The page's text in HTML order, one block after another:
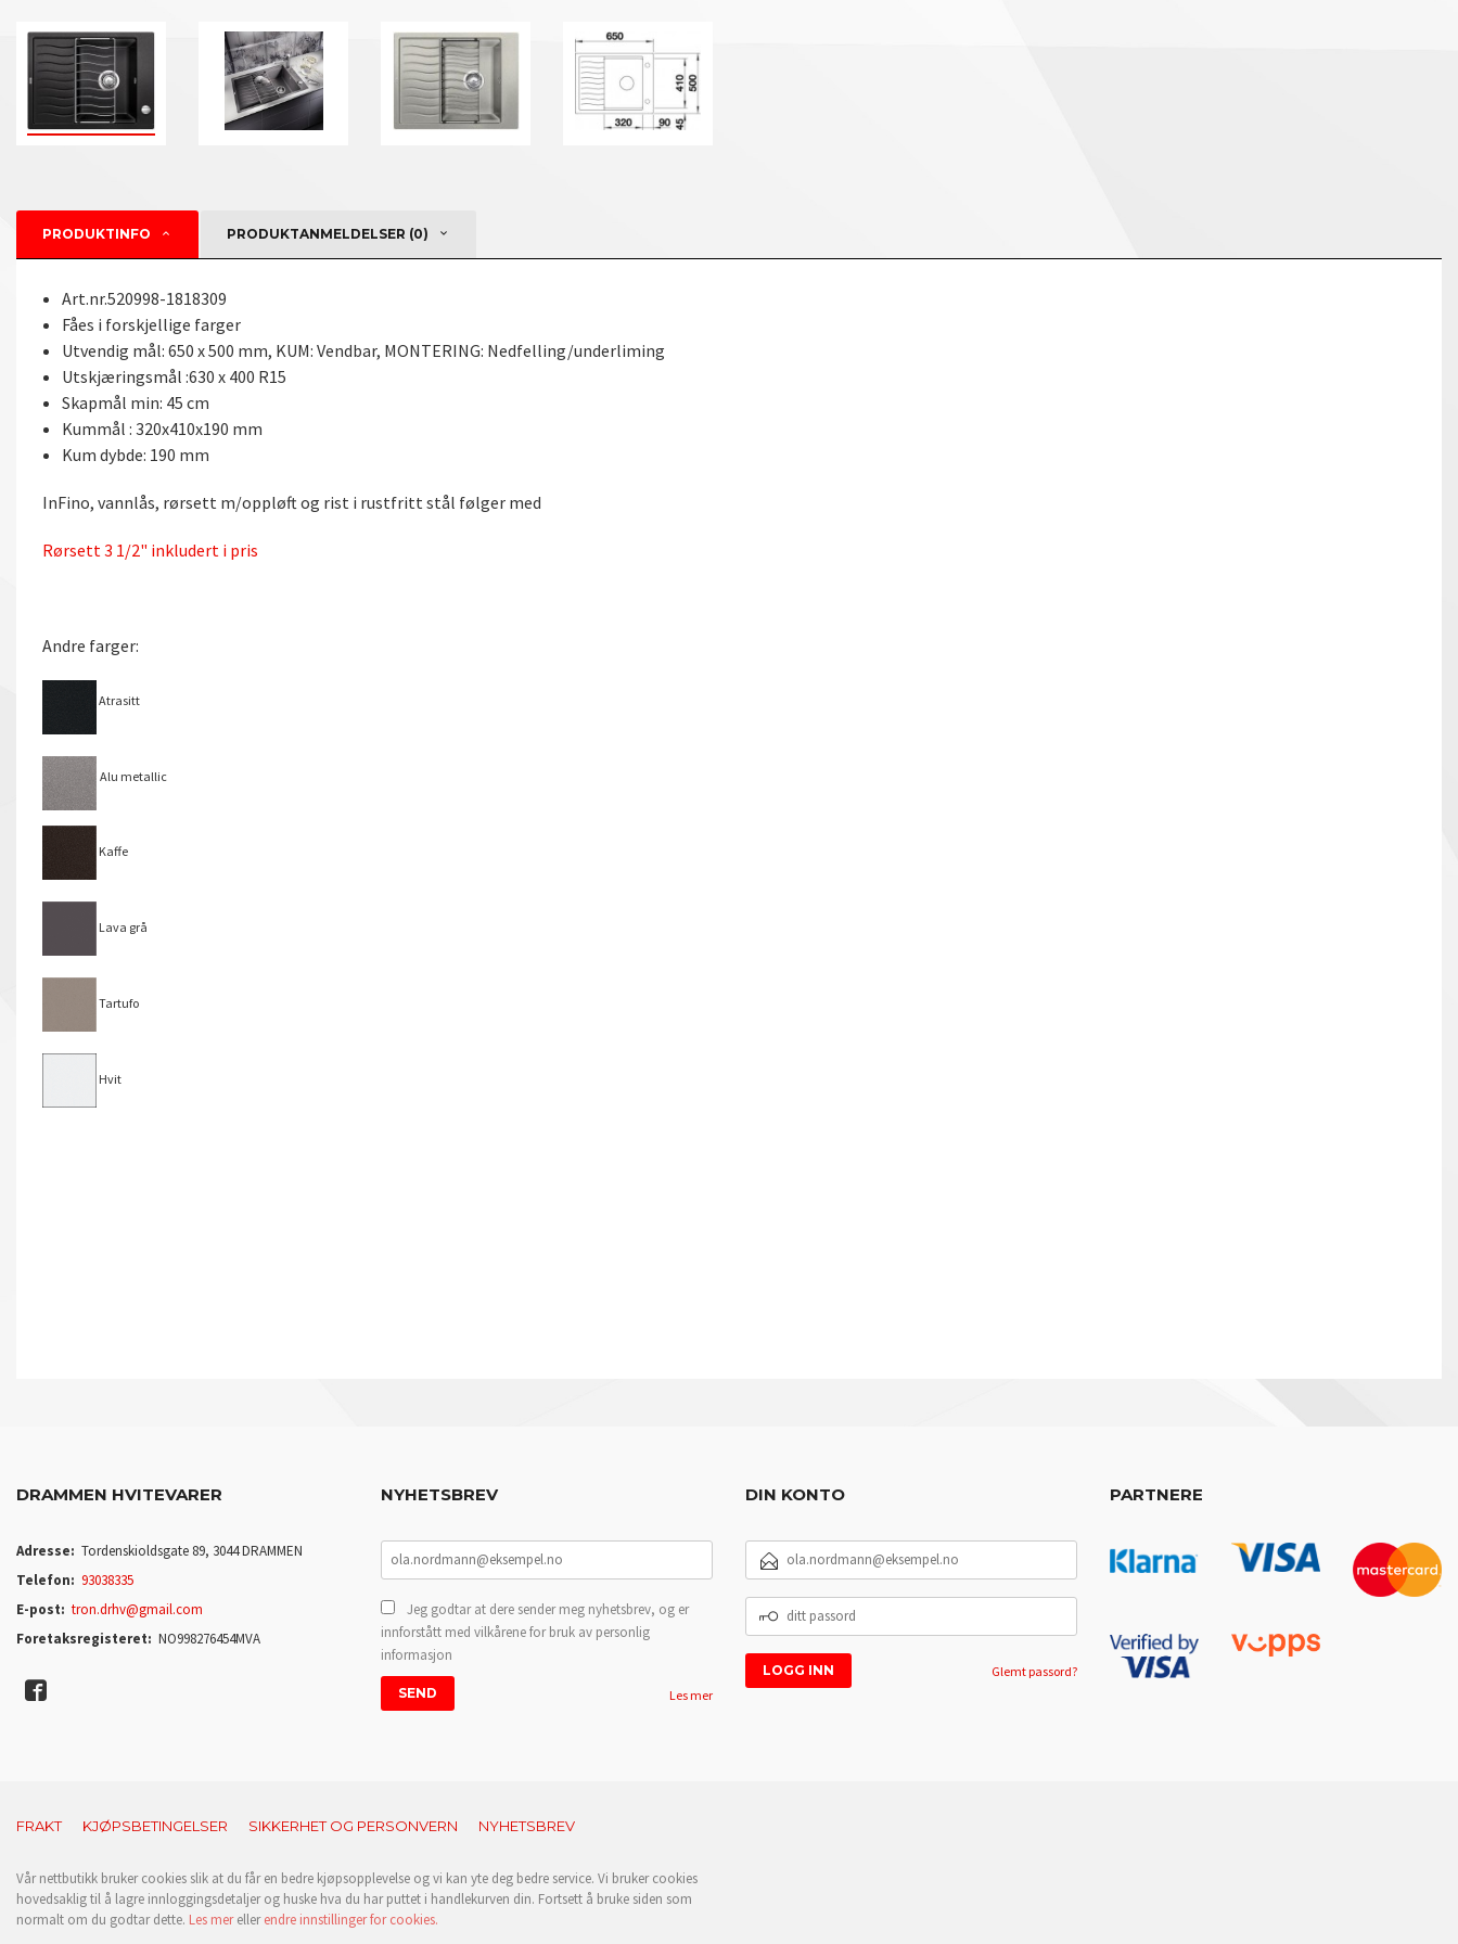
PRODUKTINFO PRODUKTANMELDELSER (0)
Art.nr.520998-1818309
Fåes i forskjellige farger
Utvendig mål: 650 x 500 mm, KUM: Vendbar, MONTERING: Nedfelling/underliming
Utskjæringsmål :630 x 400 R15
Skapmål min: 45 cm
Kummål : 320x410x190 mm
Kum dybde: 190 mm
InFino, vannlås, rørsett m/oppløft og rist i rustfritt stål følger med
Rørsett 3 1/2" inkludert i pris
Andre farger:
Atrasitt
Alu metallic
Kaffe
Lava grå
Tartufo
Hvit
DRAMMEN HVITEVARER
Adresse: Tordenskioldsgate 89, 3044 DRAMMEN
Telefon: 93038335
E-post: tron.drhv@gmail.com
Foretaksregisteret: NO998276454MVA
NYHETSBREV
Jeg godtar at dere sender meg nyhetsbrev, og er
innforstått med vilkårene for bruk av personlig
informasjon
Les mer
DIN KONTO
POSTADRESSE
PASSORD
Glemt passord?
PARTNERE
FRAKT KJØPSBETINGELSER SIKKERHET OG PERSONVERN NYHETSBREV
Vår nettbutikk bruker cookies slik at du får en bedre kjøpsopplevelse og vi kan yte deg bedre service. Vi bruker cookies
hovedsaklig til å lagre innloggingsdetaljer og huske hva du har puttet i handlekurven din. Fortsett å bruke siden som
normalt om du godtar dette. Les merellerendre innstillinger for cookies.